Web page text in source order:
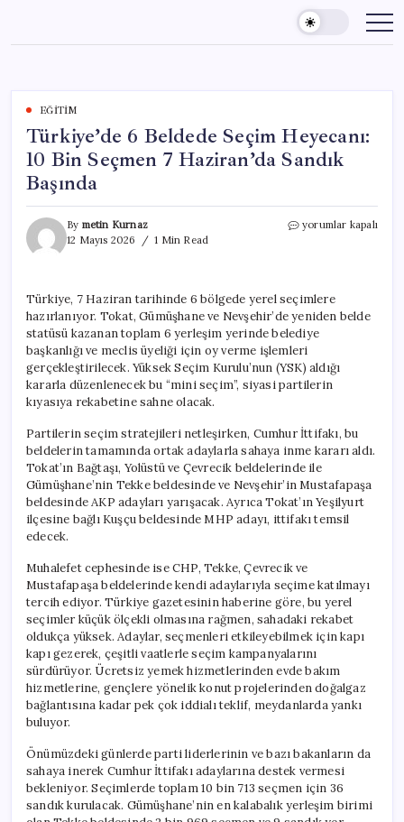
content
EĞITIM
Türkiye’de 6 Beldede Seçim Heyecanı:
10 Bin Seçmen 7 Haziran’da Sandık
Başında
By metin Kurnaz
12 Mayıs 2026
1 Min Read
Türkiye’de
10
Bin
Seçmen
7
Haziran’da
Sandık
Başında
yorumlar kapalı
Türkiye, 7 Haziran tarihinde 6 bölgede yerel seçimlere
hazırlanıyor. Tokat, Gümüşhane ve Nevşehir’de yeniden belde
statüsü kazanan toplam 6 yerleşim yerinde belediye
başkanlığı ve meclis üyeliği için oy verme işlemleri
gerçekleştirilecek. Yüksek Seçim Kurulu’nun (YSK) aldığı
kararla düzenlenecek bu “mini seçim”, siyasi partilerin
kıyasıya rekabetine sahne olacak.
Partilerin seçim stratejileri netleşirken, Cumhur İttifakı, bu
beldelerin tamamında ortak adaylarla sahaya inme kararı aldı.
Tokat’ın Bağtaşı, Yolüstü ve Çevrecik beldelerinde ile
Gümüşhane’nin Tekke beldesinde ve Nevşehir’in Mustafapaşa
beldesinde AKP adayları yarışacak. Ayrıca Tokat’ın Yeşilyurt
ilçesine bağlı Kuşçu beldesinde MHP adayı, ittifakı temsil
edecek.
Muhalefet cephesinde ise CHP, Tekke, Çevrecik ve
Mustafapaşa beldelerinde kendi adaylarıyla seçime katılmayı
tercih ediyor. Türkiye gazetesinin haberine göre, bu yerel
seçimler küçük ölçekli olmasına rağmen, sahadaki rekabet
oldukça yüksek. Adaylar, seçmenleri etkileyebilmek için kapı
kapı gezerek, çeşitli vaatlerle seçim kampanyalarını
sürdürüyor. Ücretsiz yemek hizmetlerinden evde bakım
hizmetlerine, gençlere yönelik konut projelerinden doğalgaz
bağlantısına kadar pek çok iddialı teklif, meydanlarda yankı
buluyor.
Önümüzdeki günlerde parti liderlerinin ve bazı bakanların da
sahaya inerek Cumhur İttifakı adaylarına destek vermesi
bekleniyor. Seçimlerde toplam 10 bin 713 seçmen için 36
sandık kurulacak. Gümüşhane’nin en kalabalık yerleşim birimi